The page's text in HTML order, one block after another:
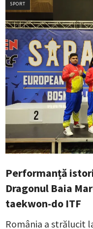
SPORT
Performanță
Dragonul Baia
taekwon-do ITF
România a strălucit